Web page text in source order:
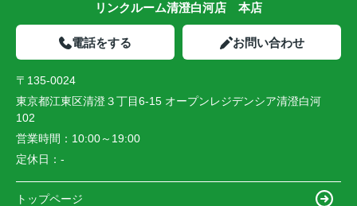
リンクルーム清澄白河店 本店
電話をする お問い合わせ
〒135-0024
東京都江東区清澄３丁目6-15 オープンレジデンシア清澄白河
102
営業時間： 10:00～19:00
定休日： -
トップページ